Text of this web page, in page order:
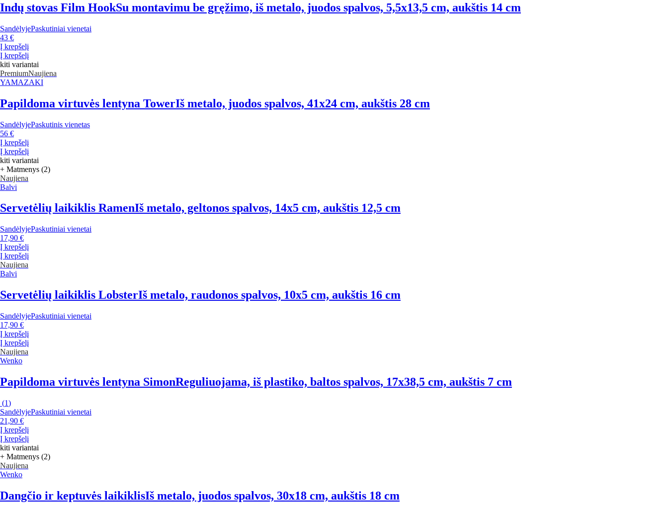
Indų stovas Film HookSu montavimu be gręžimo, iš metalo, juodos spalvos, 5,5x13,5 cm, aukštis 14 cm
SandėlyjePaskutiniai vienetai
43 €
Į krepšelį
Į krepšelį
kiti variantai
PremiumNaujiena
YAMAZAKI
Papildoma virtuvės lentyna TowerIš metalo, juodos spalvos, 41x24 cm, aukštis 28 cm
SandėlyjePaskutinis vienetas
56 €
Į krepšelį
Į krepšelį
kiti variantai
+ Matmenys (2)
Naujiena
Balvi
Servetėlių laikiklis RamenIš metalo, geltonos spalvos, 14x5 cm, aukštis 12,5 cm
SandėlyjePaskutiniai vienetai
17,90 €
Į krepšelį
Į krepšelį
Naujiena
Balvi
Servetėlių laikiklis LobsterIš metalo, raudonos spalvos, 10x5 cm, aukštis 16 cm
SandėlyjePaskutiniai vienetai
17,90 €
Į krepšelį
Į krepšelį
Naujiena
Wenko
Papildoma virtuvės lentyna SimonReguliuojama, iš plastiko, baltos spalvos, 17x38,5 cm, aukštis 7 cm
(1)
SandėlyjePaskutiniai vienetai
21,90 €
Į krepšelį
Į krepšelį
kiti variantai
+ Matmenys (2)
Naujiena
Wenko
Dangčio ir keptuvės laikiklisIš metalo, juodos spalvos, 30x18 cm, aukštis 18 cm